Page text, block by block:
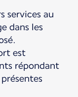
services au
dans les
est
répondant